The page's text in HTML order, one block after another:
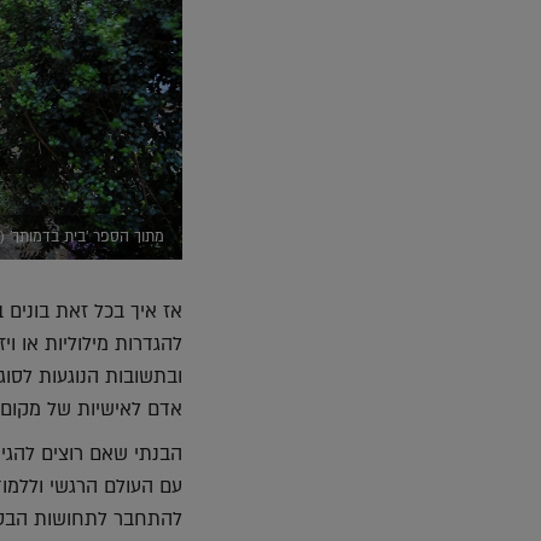
מתוך הספר 'בית בדמותך'
אז איך בכל זאת
להגדרות מילוליות או
ובתשובות הנוגעות
אדם לאישיות של
הבנתי שאם רוצים
עם העולם הרגשי
להתחבר לתחושות